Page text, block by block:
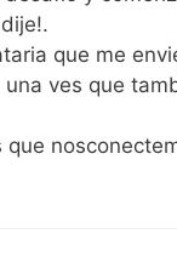
que me
ves que